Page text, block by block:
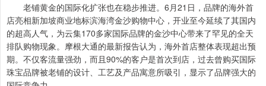
老铺黄金的国际化扩张也在稳步推进。6月21日，品牌的海外首
店亮相新加坡商业地标滨海湾金沙购物中心，开业至今延续了其国内
的超高人气，为云集170多家国际品牌的金沙中心带来了罕见的全天
排队购物现象。摩根大通的最新报告认为，海外首店整体表现超出预
期。不仅客流量强劲，而且90%的客户是首次到店，过去曾购买国际
珠宝品牌被老铺的设计、工艺及产品寓意所吸引，显示了品牌强大的